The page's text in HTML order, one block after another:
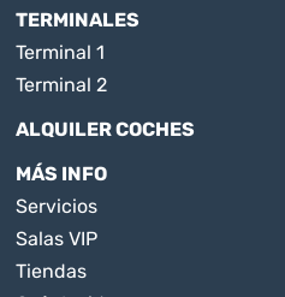
TERMINALES
Terminal 1
Terminal 2
ALQUILER COCHES
MÁS INFO
Servicios
Salas VIP
Tiendas